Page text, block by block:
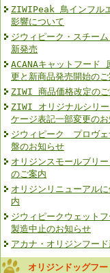
ZIWIPeak 鳥インフル
影響について
ジウィピーク・スチー
新発売
ACANAキャットフード
更と新商品発売開始のご
ZIWI 商品価格改定のご
ZIWI オリジナルシリ
ケージ表記一部変更の
ジウィピーク プロヴェ
盤のお知らせ
オリジンスモールブリ
のご案内
オリジンリニューアル
内
ジウィピークウェット
製造中止のお知らせ
アカナ・オリジンフー
オリジンドッグフ